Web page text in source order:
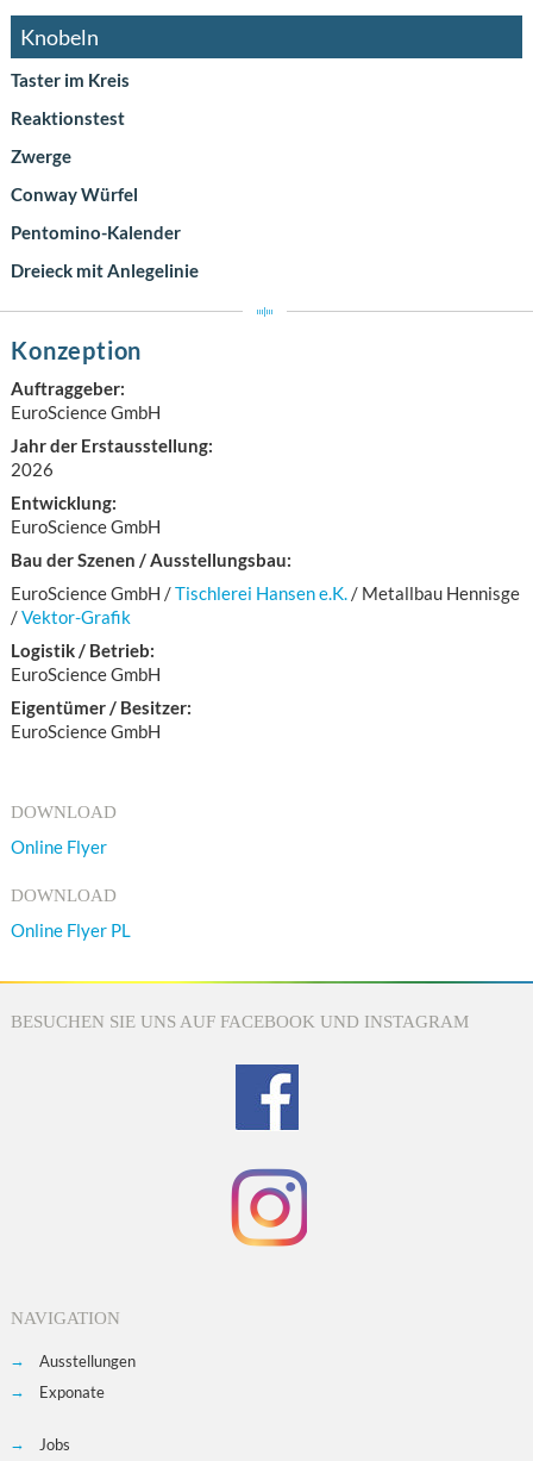
Knobeln
Taster im Kreis
Reaktionstest
Zwerge
Conway Würfel
Pentomino-Kalender
Dreieck mit Anlegelinie
Konzeption
Auftraggeber:
EuroScience GmbH
Jahr der Erstausstellung:
2026
Entwicklung:
EuroScience GmbH
Bau der Szenen / Ausstellungsbau:
EuroScience GmbH /Tischlerei Hansen e.K./ Metallbau Hennisge
/Vektor-Grafik
Logistik / Betrieb:
EuroScience GmbH
Eigentümer / Besitzer:
EuroScience GmbH
DOWNLOAD
Online Flyer
DOWNLOAD
Online Flyer PL
BESUCHEN SIE UNS AUF FACEBOOK UND INSTAGRAM
NAVIGATION
Ausstellungen
Exponate
Jobs